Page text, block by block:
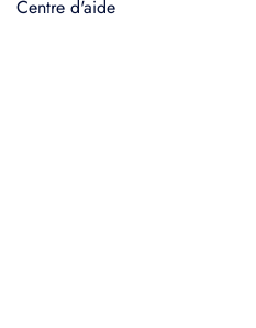
Centre d'aide